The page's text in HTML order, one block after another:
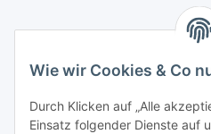
Wie wir Cookies & Co
Durch Klicken auf „Alle
Einsatz folgender Dienste auf
Marmey Aktionswaren
Markus Meyer
Fritz-Wallis-Str. 13
28832 Achim